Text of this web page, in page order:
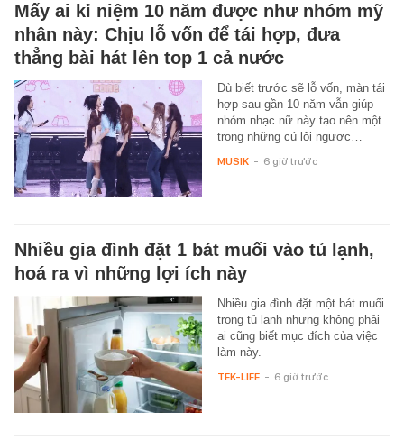
Mấy ai kỉ niệm 10 năm được như nhóm mỹ
nhân này: Chịu lỗ vốn để tái hợp, đưa
thẳng bài hát lên top 1 cả nước
Dù biết trước sẽ lỗ vốn, màn tái
hợp sau gần 10 năm vẫn giúp
nhóm nhạc nữ này tạo nên một
trong những cú lội ngược…
MUSIK - 6 giờ trước
Nhiều gia đình đặt 1 bát muối vào tủ lạnh,
hoá ra vì những lợi ích này
Nhiều gia đình đặt một bát muối
trong tủ lạnh nhưng không phải
ai cũng biết mục đích của việc
làm này.
TEK-LIFE - 6 giờ trước